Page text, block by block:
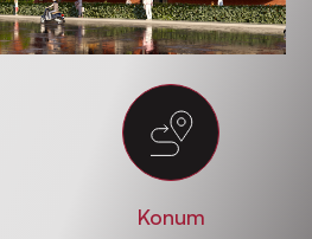
Konum